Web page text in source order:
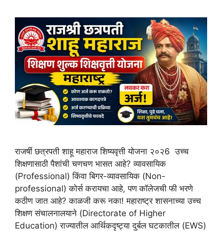
राजर्षी छत्रपती शाहू महाराज शिष्यवृत्ती योजना २०२6 उच्च
शिक्षणासाठी पैशांची चणचण भासत आहे? व्यावसायिक
(Professional) किंवा बिगर-व्यावसायिक (Non-
professional) कोर्स करायचा आहे, पण कॉलेजची फी भरणे
कठीण जात आहे? काळजी करू नका! महाराष्ट्र शासनाच्या उच्च
शिक्षण संचालनालयाने (Directorate of Higher
Education) राज्यातील आर्थिकदृष्ट्या दुर्बल घटकातील (EWS)